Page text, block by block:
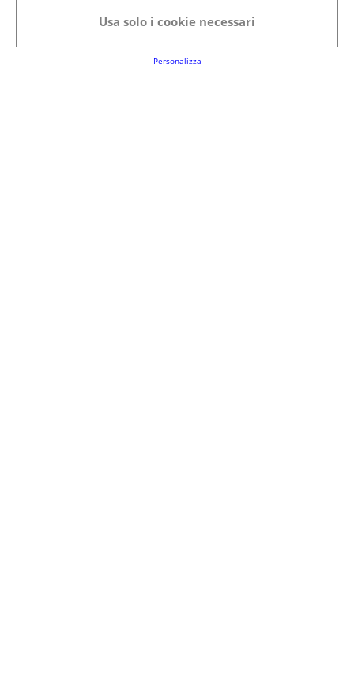
Alimenti e bevande
Senior
Usa solo i cookie necessari
Personalizza